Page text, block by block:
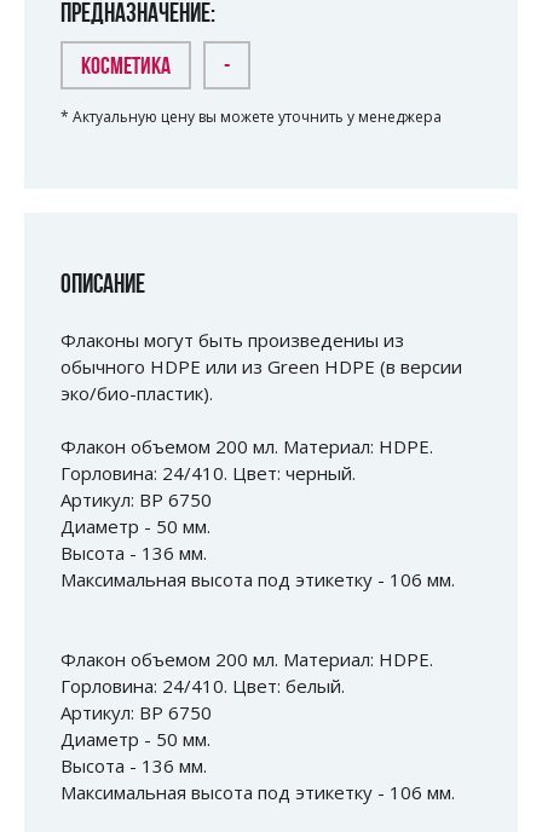
ПРЕДНАЗНАЧЕНИЕ:
КОСМЕТИКА -
* Актуальную цену вы можете уточнить у менеджера
ОПИСАНИЕ
Флаконы могут быть произведениы из
обычного HDPE или из Green HDPE (в версии
эко/био-пластик).
Флакон объемом 200 мл. Материал: HDPE.
Горловина: 24/410. Цвет: черный.
Артикул: BP 6750
Диаметр - 50 мм.
Высота - 136 мм.
Максимальная высота под этикетку - 106 мм.
Флакон объемом 200 мл. Материал: HDPE.
Горловина: 24/410. Цвет: белый.
Артикул: BP 6750
Диаметр - 50 мм.
Высота - 136 мм.
Максимальная высота под этикетку - 106 мм.